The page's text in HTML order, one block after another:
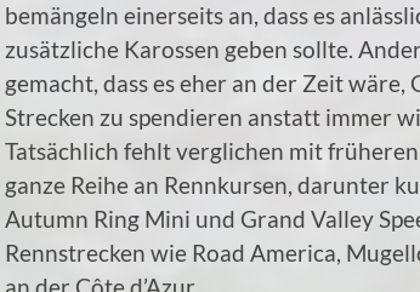
bemängeln einerseits an, dass es
zusätzliche Karossen geben sollte.
gemacht, dass es eher an der Zeit
Strecken zu spendieren anstatt immer
Tatsächlich fehlt verglichen mit
ganze Reihe an Rennkursen, darunter
Autumn Ring Mini und Grand Valley
Rennstrecken wie Road America,